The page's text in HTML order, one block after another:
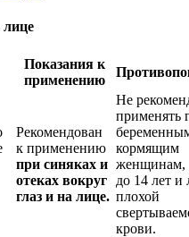
Показания к
применению
Рекомендован
к применению
при синяках и
отеках вокруг
глаз и на лице.
Не
применять
кормящим
женщинам,
до 14 лет и
плохой
крови.